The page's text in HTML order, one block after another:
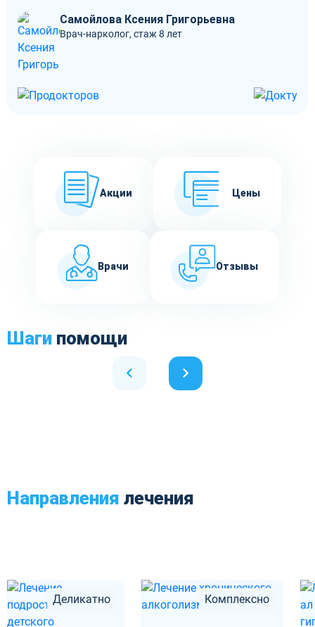
Самойлова Ксения Григорьевна
Врач-нарколог, стаж 8 лет
Акции Цены
Врачи Отзывы
Шаги помощи
Направления лечения
Деликатно Комплексно